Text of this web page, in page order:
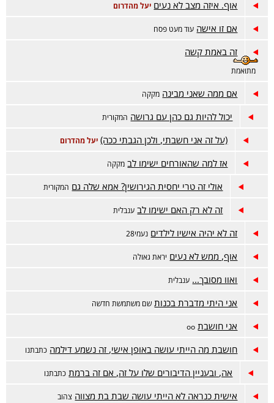
אוף. איזה מצב לא נעים יעל מהדרום
אם זו אישה עוד מעט פסח
זה באמת קשה
מתואמת
אם ממה שאני מבינה מקקה
יכול להיות גם כהן עם גרושה המקורית
(על זה אני חשבתי, ולכן הגבתי ככה) יעל מהדרום
אז למה שהאורחים ישימו לב מקקה
אולי זה טרי יחסית הגירושין? אמא שלה גם המקורית
זה לא רק האם ישימו לב ענבלית
זה לא יהיה אישיו לילדים נעמי28
אוף, ממש לא נעים יראת גאולה
ואוו מסובך... ענבלית
אני היתי מדברת בכנות שם משתמשת חדשה
אני חושבת oo
חושבת מה הייתי עושה באופן אישי, זה נשמע דילמה כתבתנו
אה, ובעניין הדיבורים שלו על זה, אם זה ברמת כתבתנו
אישית כנראה לא הייתי עושה שבת בת מצווה צהוב